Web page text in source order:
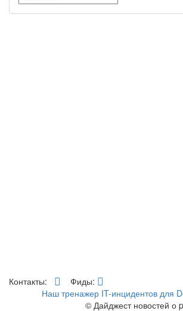
Контакты:
Фиды:
Наш тренажер IT-инцидентов для
© Дайджест новостей о